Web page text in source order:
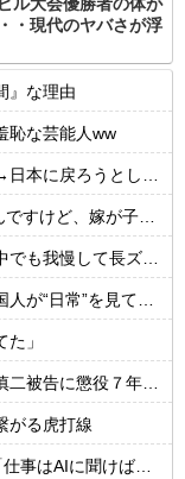
ル大会優勝者の体が
・現代のヤバさが浮
』な理由
恥な芸能人ww
に戻ろうとしたら…
のせいかもしれない。嫁のせいでアトピー悪化しそう→
ズボンはモテ無い。厳しいって
見て衝撃を受けた理由
」
実？弁護側の主張が無理筋なワケ
る虎打線
」→指導やめて放置プレイした結果w